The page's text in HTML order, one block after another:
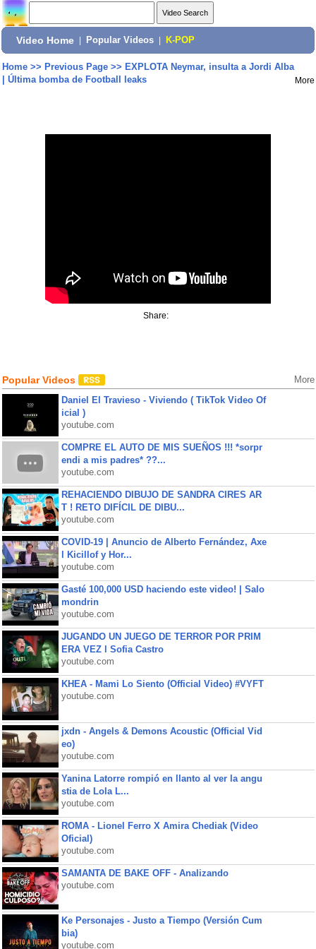
Video Home Popular Videos K-POP
Home>> Previous Page>> EXPLOTA Neymar, insulta a Jordi Alba
| Última bomba de Football leaks
More
Share:
Popular Videos More
Daniel El Travieso - Viviendo ( TikTok Video Of
icial )
youtube.com
COMPRE EL AUTO DE MIS SUEÑOS !!! *sorpr
endi a mis padres* ??...
youtube.com
REHACIENDO DIBUJO DE SANDRA CIRES AR
T ! RETO DIFÍCIL DE DIBU...
youtube.com
COVID-19 | Anuncio de Alberto Fernández, Axe
l Kicillof y Hor...
youtube.com
Gasté 100,000 USD haciendo este video! | Salo
mondrin
youtube.com
JUGANDO UN JUEGO DE TERROR POR PRIM
ERA VEZ l Sofia Castro
youtube.com
KHEA - Mami Lo Siento (Official Video) #VYFT
youtube.com
jxdn - Angels & Demons Acoustic (Official Vid
eo)
youtube.com
Yanina Latorre rompió en llanto al ver la angu
stia de Lola L...
youtube.com
ROMA - Lionel Ferro X Amira Chediak (Video
Oficial)
youtube.com
SAMANTA DE BAKE OFF - Analizando
youtube.com
Ke Personajes - Justo a Tiempo (Versión Cum
bia)
youtube.com